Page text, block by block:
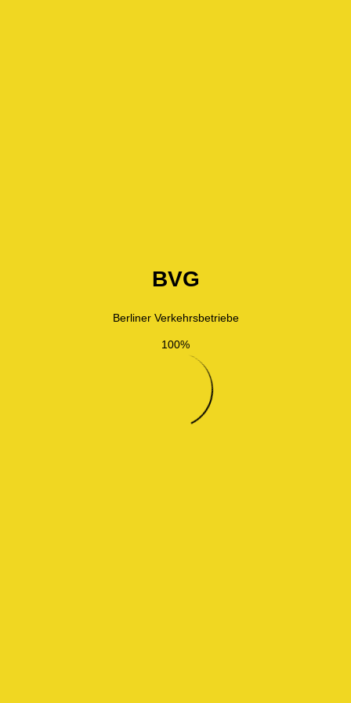
BVG
Berliner Verkehrsbetriebe
100%